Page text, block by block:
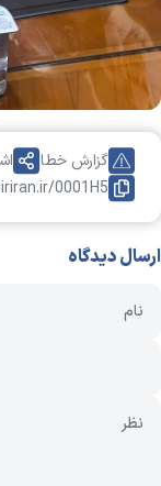
0001H5
گزارش خطا
ارسال دیدگاه